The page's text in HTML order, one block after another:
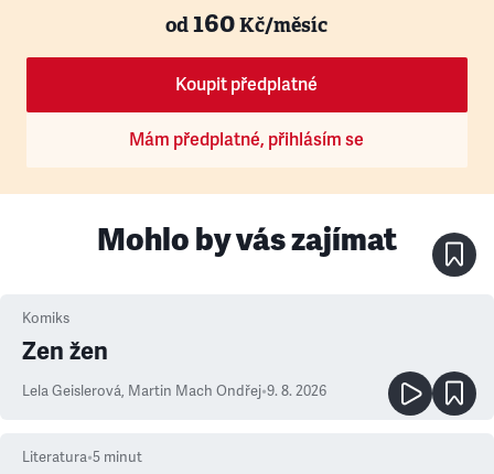
od160Kč/měsíc
Koupit předplatné
Mám předplatné, přihlásím se
Mohlo by vás zajímat
Komiks
Zen žen
Lela Geislerová, Martin Mach Ondřej•9. 8. 2026
Literatura•5 minut